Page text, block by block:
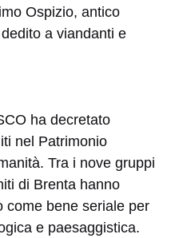
Ospizio, antico
a viandanti e
ha decretato
nel Patrimonio
Tra i nove gruppi
di Brenta hanno
come bene seriale per
e paesaggistica.